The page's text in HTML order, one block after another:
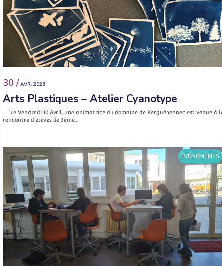
30 / AVR. 2026
Arts Plastiques – Atelier Cyanotype
Le Vendredi 10 Avril, une animatrice du domaine de Kerguéhennec est venue à
rencontre d’élèves de 3ème…
ÉVÉNEMENTS